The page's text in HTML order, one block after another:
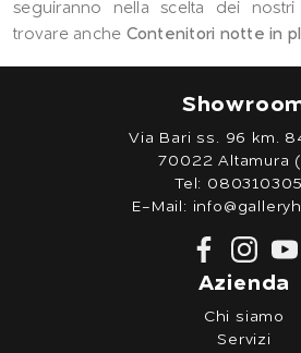
seguiranno nella scelta dei
trovare anche Contenitori notte in
Via Bari ss. 96 km.
70022 Altamura
Tel:
E-Mail:
Azienda
Chi siamo
Servizi